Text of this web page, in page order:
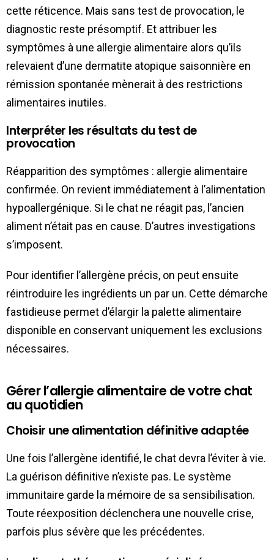
cette réticence. Mais sans test de provocation, le
diagnostic reste présomptif. Et attribuer les
symptômes à une allergie alimentaire alors qu’ils
relevaient d’une dermatite atopique saisonnière en
rémission spontanée mènerait à des restrictions
alimentaires inutiles.
Interpréter les résultats du test de
provocation
Réapparition des symptômes : allergie alimentaire
confirmée. On revient immédiatement à l’alimentation
hypoallergénique. Si le chat ne réagit pas, l’ancien
aliment n’était pas en cause. D’autres investigations
s’imposent.
Pour identifier l’allergène précis, on peut ensuite
réintroduire les ingrédients un par un. Cette démarche
fastidieuse permet d’élargir la palette alimentaire
disponible en conservant uniquement les exclusions
nécessaires.
Gérer l’allergie alimentaire de votre chat
au quotidien
Choisir une alimentation définitive adaptée
Une fois l’allergène identifié, le chat devra l’éviter à vie.
La guérison définitive n’existe pas. Le système
immunitaire garde la mémoire de sa sensibilisation.
Toute réexposition déclenchera une nouvelle crise,
parfois plus sévère que les précédentes.